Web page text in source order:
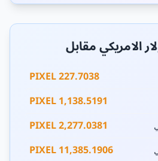
الامريكي مقابل
227.7038 PIXEL
1,138.5191 PIXEL
2,277.0381 PIXEL
11,385.1906 PIXEL